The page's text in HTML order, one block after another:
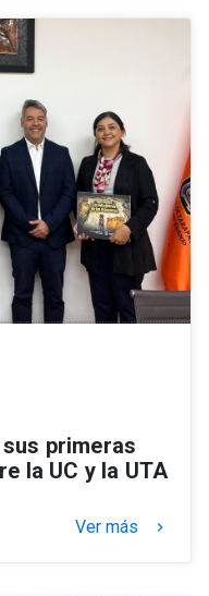
primeras
la UC y la UTA
Ver más keyboard_arrow_right